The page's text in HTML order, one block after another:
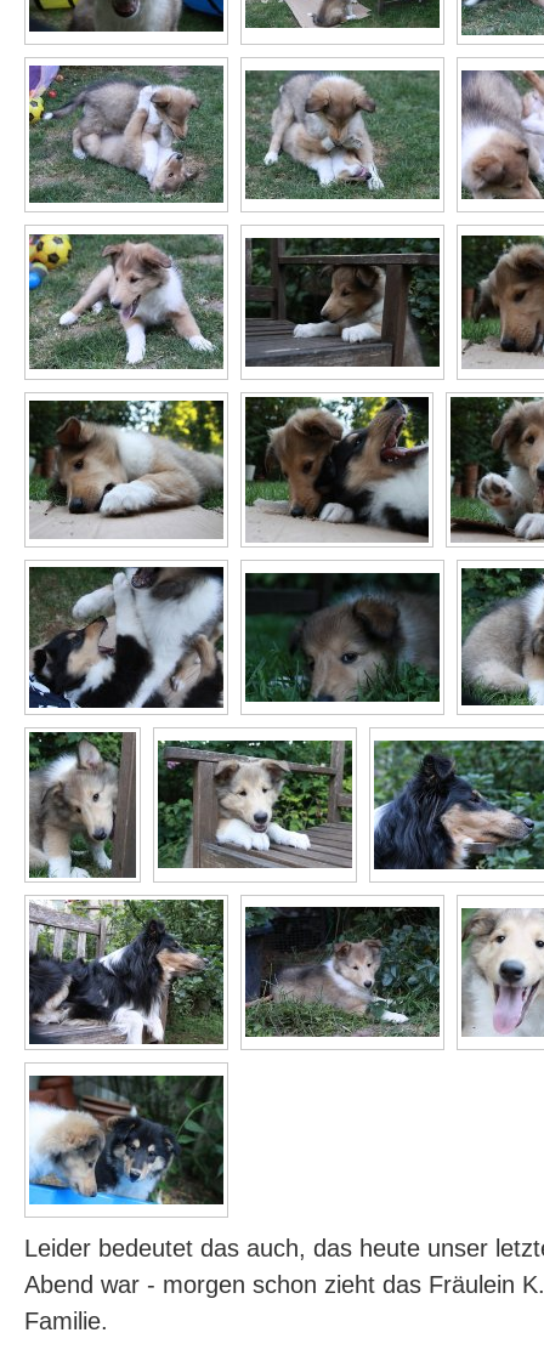
Leider bedeutet das auch, das heute unser
Abend war - morgen schon zieht das Fräulein
Familie.